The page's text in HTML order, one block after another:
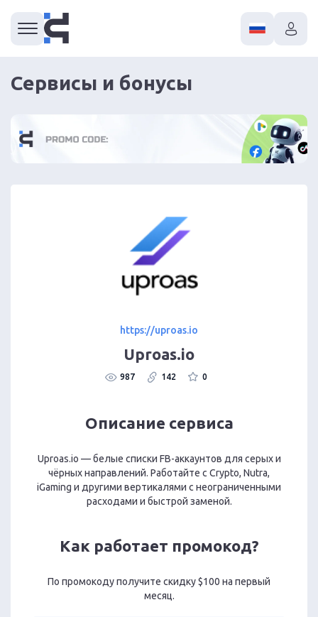
Сервисы и бонусы
https://uproas.io
Uproas.io
987 142 0
Описание сервиса
Uproas.io — белые списки FB-аккаунтов для серых и
чёрных направлений. Работайте с Crypto, Nutra,
iGaming и другими вертикалями с неограниченными
расходами и быстрой заменой.
Как работает промокод?
По промокоду получите скидку $100 на первый
месяц.